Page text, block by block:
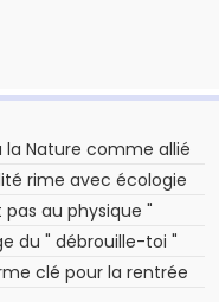
la Nature comme allié
rime avec écologie
au physique "
du " débrouille-toi "
clé pour la rentrée